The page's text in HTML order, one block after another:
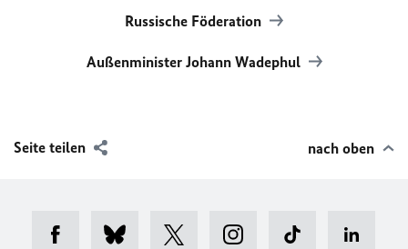
Russische Föderation
Außenminister Johann Wadephul
Seite teilen nach oben